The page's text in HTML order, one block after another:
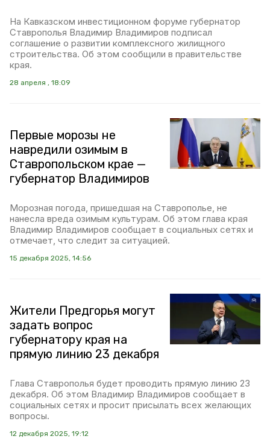
На Кавказском инвестиционном форуме губернатор
Ставрополья Владимир Владимиров подписал
соглашение о развитии комплексного жилищного
строительства. Об этом сообщили в правительстве
края.
28 апреля , 18:09
Первые морозы не
навредили озимым в
Ставропольском крае —
губернатор Владимиров
Морозная погода, пришедшая на Ставрополье, не
нанесла вреда озимым культурам. Об этом глава края
Владимир Владимиров сообщает в социальных сетях и
отмечает, что следит за ситуацией.
15 декабря 2025, 14:56
Жители Предгорья могут
задать вопрос
губернатору края на
прямую линию 23 декабря
Глава Ставрополья будет проводить прямую линию 23
декабря. Об этом Владимир Владимиров сообщает в
социальных сетях и просит присылать всех желающих
вопросы.
12 декабря 2025, 19:12